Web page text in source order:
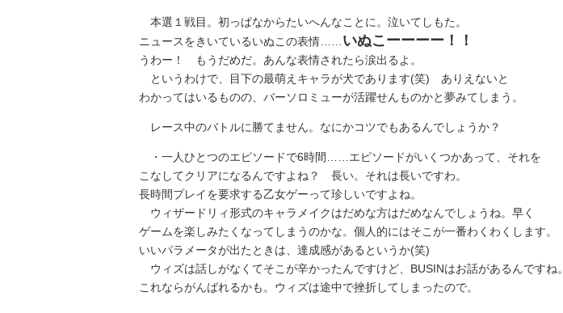
本選１戦目。初っぱなからたいへんなことに。泣いてしもた。
ニュースをきいているいぬこの表情…… いぬこーーーー！！
うわー！ もうだめだ。あんな表情されたら涙出るよ。
というわけで、目下の最萌えキャラが犬であります(笑) ありえないと
わかってはいるものの、バーソロミューが活躍せんものかと夢みてしまう。
レース中のバトルに勝てません。なにかコツでもあるんでしょうか？
・一人ひとつのエピソードで6時間……エピソードがいくつかあって、それを
こなしてクリアになるんですよね？ 長い。それは長いですわ。
長時間プレイを要求する乙女ゲーって珍しいですよね。
ウィザードリィ形式のキャラメイクはだめな方はだめなんでしょうね。早く
ゲームを楽しみたくなってしまうのかな。個人的にはそこが一番わくわくします。
いいパラメータが出たときは、達成感があるというか(笑)
ウィズは話しがなくてそこが辛かったんですけど、BUSINはお話があるんですね。
これならがんばれるかも。ウィズは途中で挫折してしまったので。